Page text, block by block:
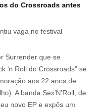
do Crossroads antes
vaga no festival
Surrender que se
‘n Roll do Crossroads” se
aos 22 anos de
A banda Sex’N’Roll, de
novo EP e expôs um